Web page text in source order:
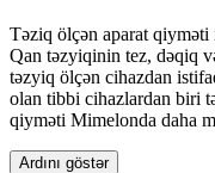
Təziq ölçən aparat
Qan təzyiqinin tez, dəqiq
təzyiq ölçən cihazdan
olan tibbi cihazlardan biri
qiyməti Mimelonda daha
Ardını göstər